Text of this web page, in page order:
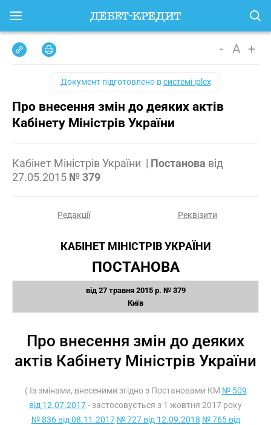
- A +
Документ підготовлено всистемі iplex
Про внесення змін до деяких актів
Кабінету Міністрів України
Кабінет Міністрів України | Постанова від
27.05.2015 № 379
Редакції Реквізити
КАБІНЕТ МІНІСТРІВ УКРАЇНИ
ПОСТАНОВА
від 27 травня 2015 р. № 379
Київ
Про внесення змін до деяких
актів Кабінету Міністрів України
( Із змінами, внесеними згідно з Постановами КМ № 509
від 12.07.2017- застосовується з 1 жовтня 2017 року
№ 836 від 08.11.2017 № 727 від 12.09.2018 № 765 від